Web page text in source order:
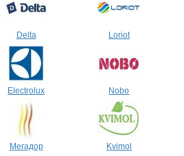
Delta Loriot
Electrolux Nobo
Мегадор Kvimol